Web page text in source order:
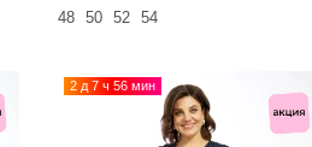
48
50 52 54
2 д 7 ч 56 мин